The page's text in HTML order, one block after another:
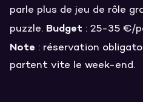
parle plus de jeu de rôle
puzzle. Budget : 25-35 €/
Note : réservation
partent vite le week-end.